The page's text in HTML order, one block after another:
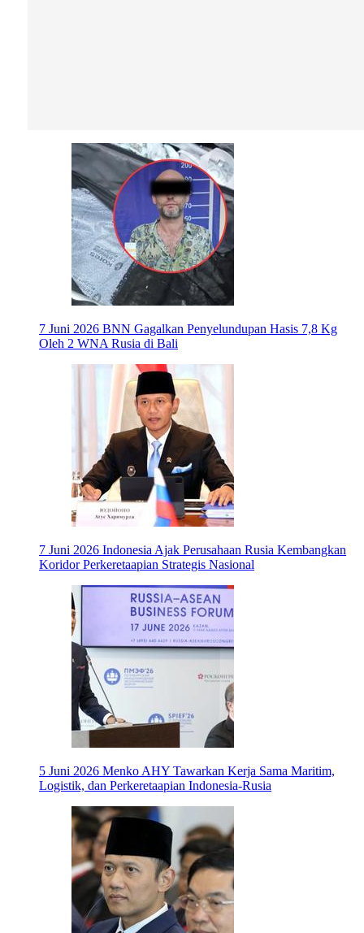
7 Juni 2026 BNN Gagalkan Penyelundupan Hasis 7,8 Kg
Oleh 2 WNA Rusia di Bali
7 Juni 2026 Indonesia Ajak Perusahaan Rusia Kembangkan
Koridor Perkeretaapian Strategis Nasional
5 Juni 2026 Menko AHY Tawarkan Kerja Sama Maritim,
Logistik, dan Perkeretaapian Indonesia-Rusia